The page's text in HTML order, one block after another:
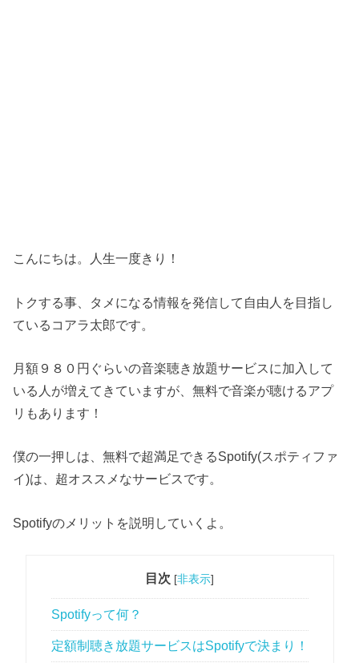
こんにちは。人生一度きり！
トクする事、タメになる情報を発信して自由人を目指し
ているコアラ太郎です。
月額９８０円ぐらいの音楽聴き放題サービスに加入して
いる人が増えてきていますが、無料で音楽が聴けるアプ
リもあります！
僕の一押しは、無料で超満足できるSpotify(スポティファ
イ)は、超オススメなサービスです。
Spotifyのメリットを説明していくよ。
目次 [非表示]
Spotifyって何？
定額制聴き放題サービスはSpotifyで決まり！